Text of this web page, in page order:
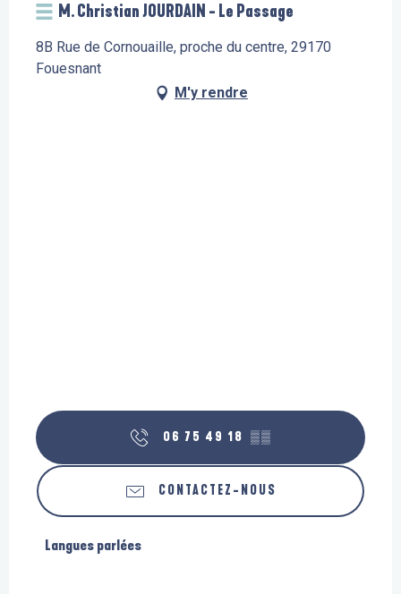
M. Christian JOURDAIN - Le Passage
8B Rue de Cornouaille, proche du centre, 29170
Fouesnant
M'y rendre
06 75 49 18 ▒▒
CONTACTEZ-NOUS
Langues parlées
Langues parlées